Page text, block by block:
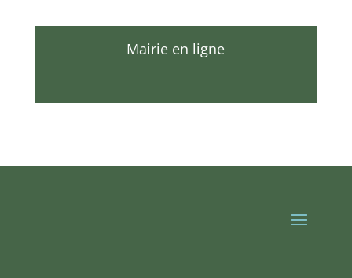
Mairie en ligne